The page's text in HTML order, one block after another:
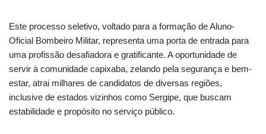
Este processo seletivo, voltado para a formação de Aluno-
Oficial Bombeiro Militar, representa uma porta de entrada para
uma profissão desafiadora e gratificante. A oportunidade de
servir à comunidade capixaba, zelando pela segurança e bem-
estar, atrai milhares de candidatos de diversas regiões,
inclusive de estados vizinhos como Sergipe, que buscam
estabilidade e propósito no serviço público.